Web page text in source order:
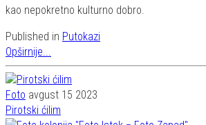
kao nepokretno kulturno dobro.
Published in Putokazi
Opširnije...
Foto avgust 15 2023
Pirotski ćilim